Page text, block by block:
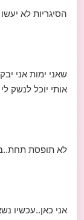
הסיגריות לא
שאני ימות אני
אותי יוכל לנשק
לא תופסת
אני כאן..עכשיו